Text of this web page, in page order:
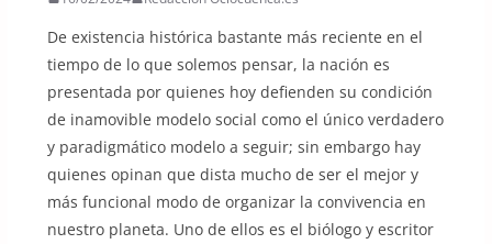
De existencia histórica bastante más reciente en el
tiempo de lo que solemos pensar, la nación es
presentada por quienes hoy defienden su condición
de inamovible modelo social como el único verdadero
y paradigmático modelo a seguir; sin embargo hay
quienes opinan que dista mucho de ser el mejor y
más funcional modo de organizar la convivencia en
nuestro planeta. Uno de ellos es el biólogo y escritor